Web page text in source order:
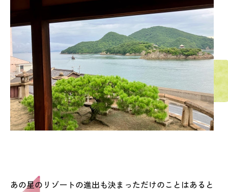
あの星のリゾートの進出も決まっただけのことはあると